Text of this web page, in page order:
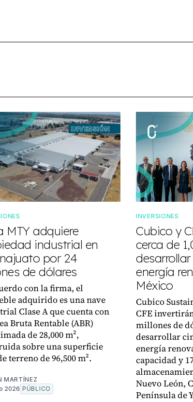
MTY adquiere
industrial en
por 24
de dólares
con la firma, el
adquirido es una nave
Clase A que cuenta con
Bruta Rentable (ABR)
de 28,000 m²,
sobre una superficie
terreno de 96,500 m².
MARTÍNEZ
2026 PÚBLICO
INVERSIONES
Cubico y
cerca de
energía
México
Cubico
CFE
millones de
desarrollar
energía
capacidad y
Nuevo León,
Península de